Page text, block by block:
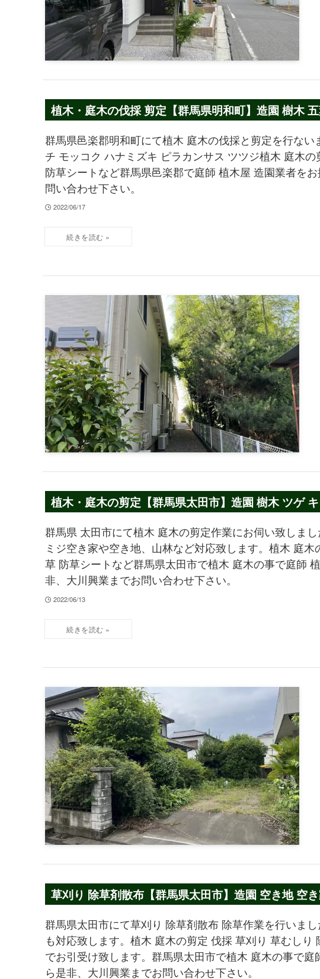
植木・庭木の伐採 剪定【群馬県明和町】造園 樹木
ナミズキ ツツジ
群馬県邑楽郡明和町にて植木 庭木の伐採と剪定を行な
チ モッコク ハナミズキ ピラカンサス ツツジ植木 庭木
防草シートなど群馬県邑楽郡で庭師 植木屋 造園業者を
問い合わせ下さい。
2022/06/17
植木・庭木の剪定【群馬県太田市】造園 樹木 ツゲ
群馬県 太田市にて植木 庭木の剪定作業にお伺い致しま
ミジ空き家や空き地、山林など対応致します。植木 庭
草 防草シートなど群馬県太田市で植木 庭木の事で庭師
非、大川興業までお問い合わせ下さい。
2022/06/13
草刈り 除草剤散布【群馬県太田市】造園 空き地 空
群馬県太田市にて草刈り 除草剤散布 除草作業を行いま
も対応致します。植木 庭木の剪定 伐採 草刈り 草むしり
でお引受け致します。群馬県太田市で植木 庭木の事で
ら是非、大川興業までお問い合わせ下さい。